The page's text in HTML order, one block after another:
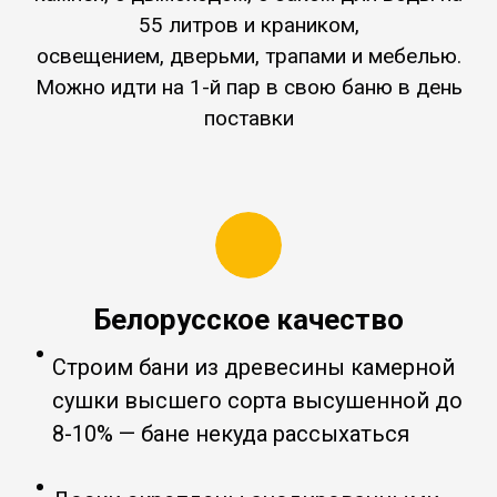
55 литров и краником,
освещением, дверьми, трапами и мебелью.
Можно идти на 1-й пар в свою баню в день
поставки
Белорусское качество
Строим бани из древесины камерной
сушки высшего сорта высушенной до
8-10% — бане некуда рассыхаться